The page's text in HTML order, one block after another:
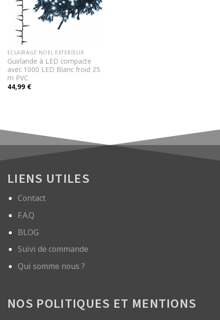
ECLAIRAGE NOEL EXTERIEUR
Guirlande à LED compacte
avec 1000 LED Blanc froid 25
m PVC
44,99 €
LIENS UTILES
Contact
F.A.Q
BLOG
Suivi de commande
Qui somme nous ?
NOS POLITIQUES ET MENTIONS